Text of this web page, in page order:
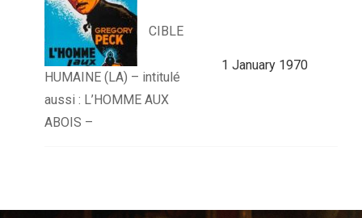
CIBLE
HUMAINE (LA) – intitulé
aussi : L’HOMME AUX
ABOIS –
1 January 1970